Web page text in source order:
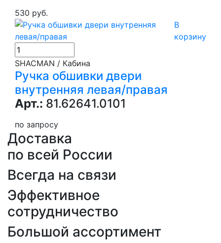
530 руб.
В
корзину
SHACMAN / Кабина
Ручка обшивки двери
внутренняя левая/правая
Арт.: 81.62641.0101
по запросу
Доставка
по всей России
Всегда на связи
Эффективное
сотрудничество
Большой ассортимент